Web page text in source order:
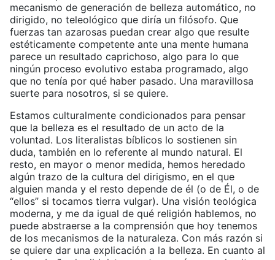
mecanismo de generación de belleza automático, no
dirigido, no teleológico que diría un filósofo. Que
fuerzas tan azarosas puedan crear algo que resulte
estéticamente competente ante una mente humana
parece un resultado caprichoso, algo para lo que
ningún proceso evolutivo estaba programado, algo
que no tenía por qué haber pasado. Una maravillosa
suerte para nosotros, si se quiere.
Estamos culturalmente condicionados para pensar
que la belleza es el resultado de un acto de la
voluntad. Los literalistas bíblicos lo sostienen sin
duda, también en lo referente al mundo natural. El
resto, en mayor o menor medida, hemos heredado
algún trazo de la cultura del dirigismo, en el que
alguien manda y el resto depende de él (o de Él, o de
“ellos” si tocamos tierra vulgar). Una visión teológica
moderna, y me da igual de qué religión hablemos, no
puede abstraerse a la comprensión que hoy tenemos
de los mecanismos de la naturaleza. Con más razón si
se quiere dar una explicación a la belleza. En cuanto al